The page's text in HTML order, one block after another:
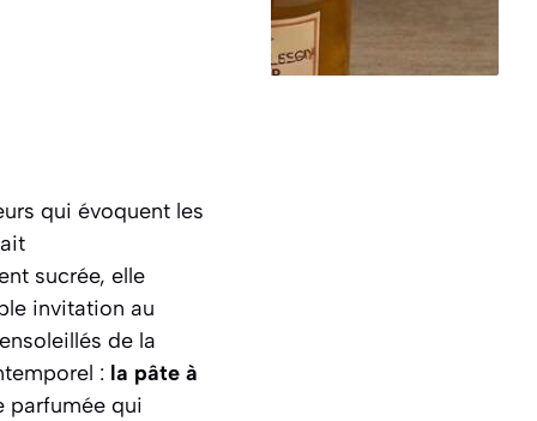
qui évoquent les
sucrée, elle
invitation au
de la
: la pâte à
parfumée qui